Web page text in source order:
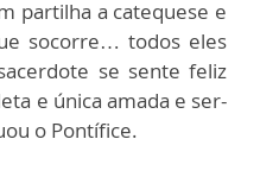
partilha a catequese e
socorre… todos eles
se sente feliz
e única amada e ser-
o Pontífice.